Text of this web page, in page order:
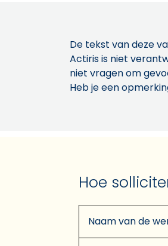
De tekst van deze
Actiris is niet
niet vragen om
Heb je een
Hoe
Naam van de